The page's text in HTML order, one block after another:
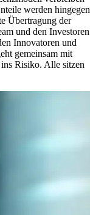
wer­den hingegen
Übertragung der
und den Investoren
Innovatoren und
gemeinsam mit
Risiko. Alle sitzen